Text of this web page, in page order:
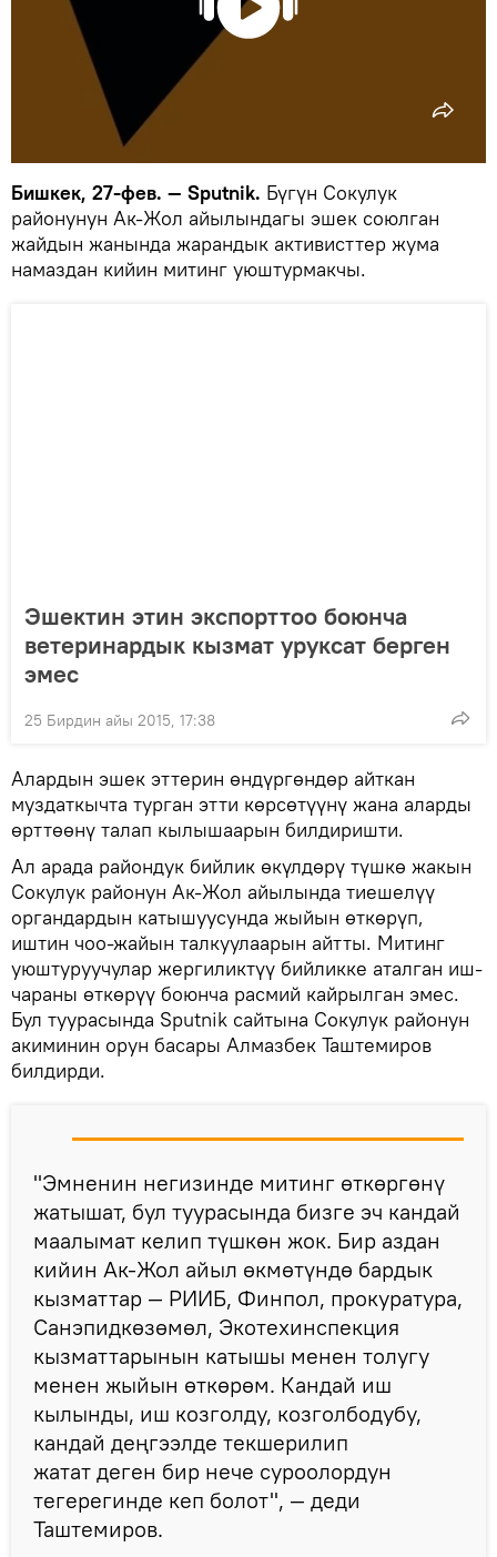
Бишкек, 27-фев. — Sputnik. Бүгүн Сокулук
районунун Ак-Жол айылындагы эшек союлган
жайдын жанында жарандык активисттер жума
намаздан кийин митинг уюштурмакчы.
Эшектин этин экспорттоо боюнча
ветеринардык кызмат уруксат берген
эмес
25 Бирдин айы 2015, 17:38
Алардын эшек эттерин өндүргөндөр айткан
муздаткычта турган этти көрсөтүүнү жана аларды
өрттөөнү талап кылышаарын билдиришти.
Ал арада райондук бийлик өкүлдөрү түшкө жакын
Сокулук районун Ак-Жол айылында тиешелүү
органдардын катышуусунда жыйын өткөрүп,
иштин чоо-жайын талкуулаарын айтты. Митинг
уюштуруучулар жергиликтүү бийликке аталган иш-
чараны өткөрүү боюнча расмий кайрылган эмес.
Бул туурасында Sputnik сайтына Сокулук районун
акиминин орун басары Алмазбек Таштемиров
билдирди.
"Эмненин негизинде митинг өткөргөнү
жатышат, бул туурасында бизге эч кандай
маалымат келип түшкөн жок. Бир аздан
кийин Ак-Жол айыл өкмөтүндө бардык
кызматтар — РИИБ, Финпол, прокуратура,
Санэпидкөзөмөл, Экотехинспекция
кызматтарынын катышы менен толугу
менен жыйын өткөрөм. Кандай иш
кылынды, иш козголду, козголбодубу,
кандай деңгээлде текшерилип
жатат деген бир нече суроолордун
тегерегинде кеп болот", — деди
Таштемиров.